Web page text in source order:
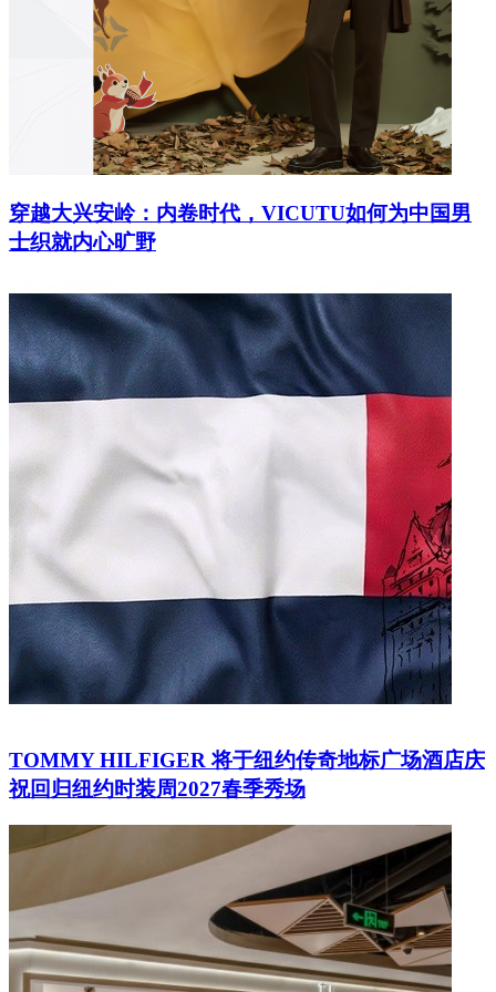
穿越大兴安岭：内卷时代，VICUTU如何为中国男
士织就内心旷野
TOMMY HILFIGER 将于纽约传奇地标广场酒店庆
祝回归纽约时装周2027春季秀场